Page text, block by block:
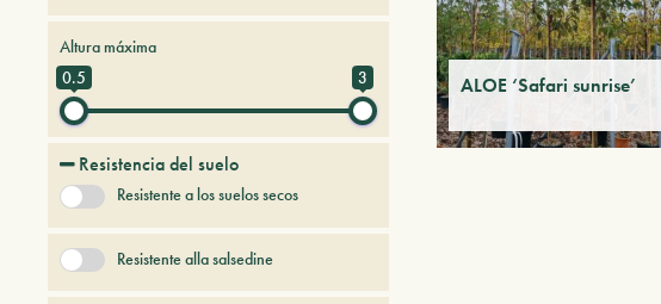
ALOE ‘Safari sunrise’
Altura máxima
0.5
3
Resistencia del suelo
Resistente a los suelos secos
Resistente alla salsedine